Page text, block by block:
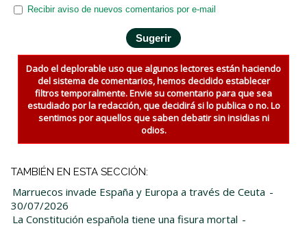
Recibir aviso de nuevos comentarios por e-mail
Dado el deplorable uso que algunos lectores están haciendo
del sistema de comentarios, hemos decidido establecer
filtros temporalmente. Envie su comentario para que sea
estudiado por la redacción, que decidirá si lo publica o no. Lo
sentimos por aquellos que saben debatir sin insidias ni
odios.
TAMBIÉN EN ESTA SECCIÓN:
Marruecos invade España y Europa a través de Ceuta -
30/07/2026
La Constitución española tiene una fisura mortal -